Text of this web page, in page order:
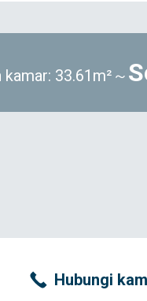
kamar: 33.61m²～
Hubungi